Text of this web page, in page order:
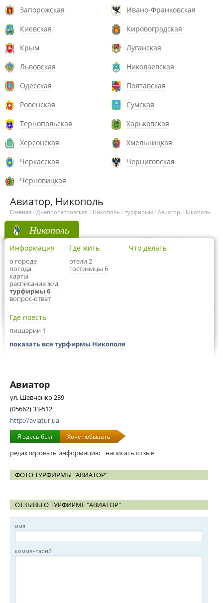
Запорожская
Ивано-Франковская
Киевская
Кировоградская
Крым
Луганская
Львовская
Николаевская
Одесская
Полтавская
Ровенская
Сумская
Тернопольская
Харьковская
Херсонская
Хмельницкая
Черкасская
Черниговская
Черновицкая
Авиатор, Никополь
Главная / Днепропетровская / Никополь / турфирмы / Авиатор, Никополь
Никополь
Информация
о городе
погода
карты
расписание ж/д
турфирмы 6
вопрос-ответ
Где жить
отели 2
гостиницы 6
Что делать
Где поесть
пиццерии 1
показать все турфирмы Никополя
Авиатор
ул. Шевченко 239
(05662) 33-512
http://aviatur.ua
Я здесь был Хочу побывать
редактировать информацию написать отзыв
ФОТО ТУРФИРМЫ "АВИАТОР"
ОТЗЫВЫ О ТУРФИРМЕ "АВИАТОР"
имя
комментарий